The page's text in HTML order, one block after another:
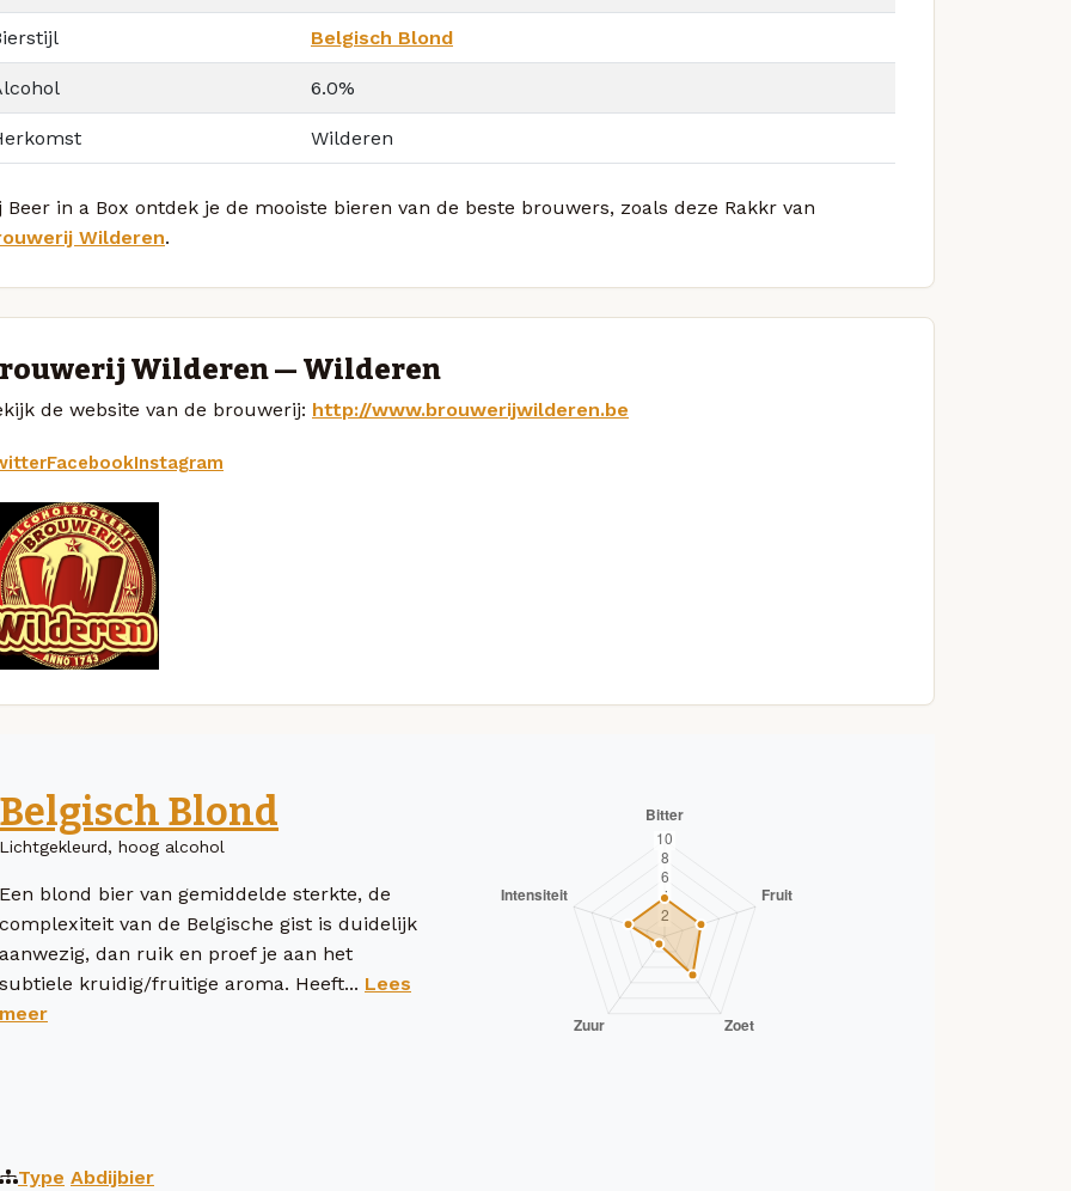
Belgisch Blond
6.0%
Wilderen
Beer in a Box ontdek je de mooiste bieren van de beste brouwers, zoals deze Rakkr van
Wilderen.
Wilderen — Wilderen
de website van de brouwerij: http://www.brouwerijwilderen.be
FacebookInstagram
Belgisch Blond
Lichtgekleurd, hoog alcohol
Een blond bier van gemiddelde sterkte, de
complexiteit van de Belgische gist is duidelijk
aanwezig, dan ruik en proef je aan het
subtiele kruidig/fruitige aroma. Heeft... Lees
meer
Type Abdijbier